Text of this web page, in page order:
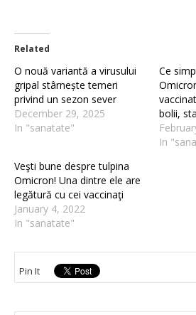
Related
O nouă variantă a virusului
gripal stârnește temeri
privind un sezon sever
December 29, 2025
In "sanatate"
Ce
bolii,
In
Veşti bune despre tulpina
Omicron! Una dintre ele are
legătură cu cei vaccinaţi
January 4, 2022
In "sanatate"
Pin It